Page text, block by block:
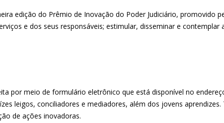
edição do Prêmio de Inovação do Poder Judiciário, promovido
e dos seus responsáveis; estimular, disseminar e contemplar
por meio de formulário eletrônico que está disponível no
leigos, conciliadores e mediadores, além dos jovens
de ações inovadoras.